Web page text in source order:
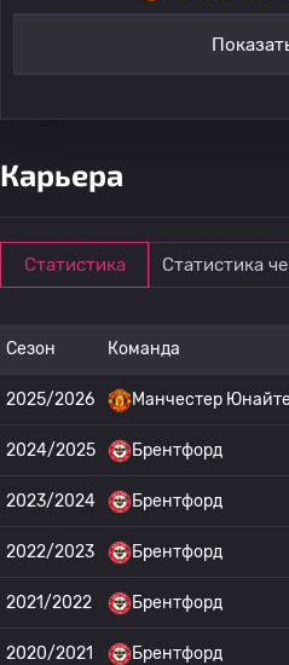
Карьера
Статистика Статистика
Сезон Команда
2025/2026 Манчестер
2024/2025 Брентфорд
2023/2024 Брентфорд
2022/2023 Брентфорд
2021/2022 Брентфорд
2020/2021 Брентфорд